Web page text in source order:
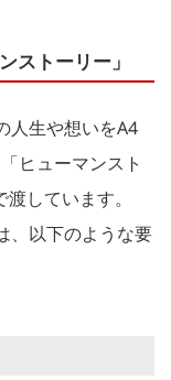
ストーリー」
人生や想いをA4
ヒューマンスト
しています。
、以下のような要